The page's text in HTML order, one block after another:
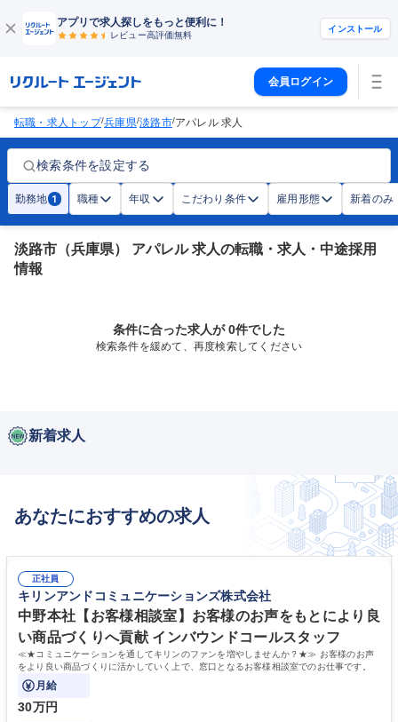
アプリで求人探しをもっと便利に！
レビュー高評価無料
インストール
会員ログイン
転職・求人トップ/兵庫県/淡路市/アパレル 求人
検索条件を設定する
勤務地 1 職種 年収 こだわり条件 雇用形態 新着のみ
淡路市（兵庫県） アパレル 求人の転職・求人・中途採用
情報
条件に合った求人が 0件でした
検索条件を緩めて、再度検索してください
新着求人
あなたにおすすめの求人
正社員
キリンアンドコミュニケーションズ株式会社
中野本社【お客様相談室】お客様のお声をもとにより良
い商品づくりへ貢献 インバウンドコールスタッフ
≪★コミュニケーションを通してキリンのファンを増やしませんか？★≫ お客様のお声
をより良い商品づくりに活かしていく上で、窓口となるお客様相談室でのお仕事です。
月給
30万円